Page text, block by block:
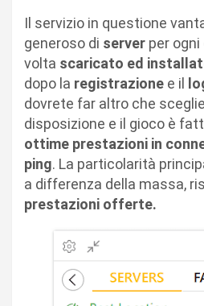
Il servizio in questione
generoso di server per
volta scaricato ed
dopo la registrazione e il
dovrete far altro che
disposizione e il gioco è
ottime prestazioni in
ping. La particolarità
a differenza della massa,
prestazioni offerte.